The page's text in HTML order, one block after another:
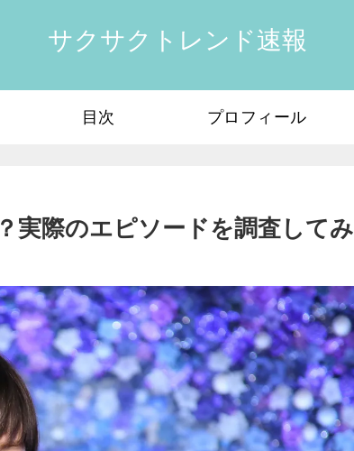
サクサクトレンド速報
目次 プロフィール
実際のエピソードを調査してみ